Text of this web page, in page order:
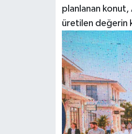
planlanan konut,
üretilen değerin